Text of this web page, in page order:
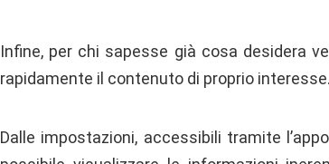
Infine, per chi sapesse già cosa desidera
rapidamente il contenuto di proprio interesse.
Dalle impostazioni, accessibili tramite